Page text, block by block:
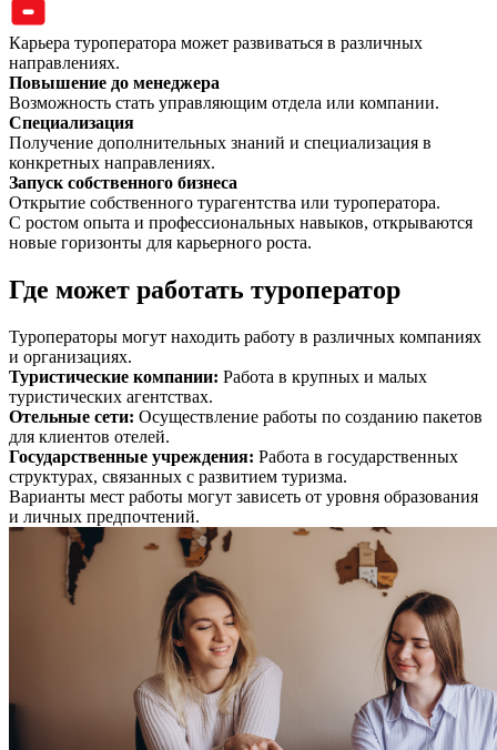
Карьера туроператора может развиваться в различных
направлениях.
Повышение до менеджера
Возможность стать управляющим отдела или компании.
Специализация
Получение дополнительных знаний и специализация в
конкретных направлениях.
Запуск собственного бизнеса
Открытие собственного турагентства или туроператора.
С ростом опыта и профессиональных навыков, открываются
новые горизонты для карьерного роста.
Где может работать туроператор
Туроператоры могут находить работу в различных компаниях
и организациях.
Туристические компании: Работа в крупных и малых
туристических агентствах.
Отельные сети: Осуществление работы по созданию пакетов
для клиентов отелей.
Государственные учреждения: Работа в государственных
структурах, связанных с развитием туризма.
Варианты мест работы могут зависеть от уровня образования
и личных предпочтений.